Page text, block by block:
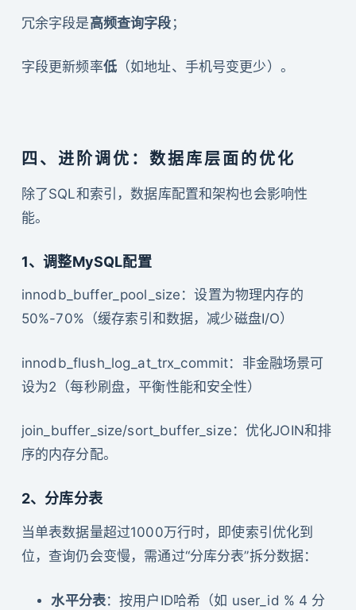
冗余字段是高频查询字段 ；
字段更新频率低（如地址、手机号变更少）。
四、进阶调优：数据库层面的优化
除了SQL和索引，数据库配置和架构也会影响性
能。
1、调整MySQL配置
innodb_buffer_pool_size：设置为物理内存的
50%-70%（缓存索引和数据，减少磁盘I/O）
innodb_flush_log_at_trx_commit：非金融场景可
设为2（每秒刷盘，平衡性能和安全性）
join_buffer_size/sort_buffer_size：优化JOIN和排
序的内存分配。
2、分库分表
当单表数据量超过1000万行时，即使索引优化到
位，查询仍会变慢，需通过“分库分表”拆分数据：
水平分表：按用户ID哈希（如 user_id % 4 分